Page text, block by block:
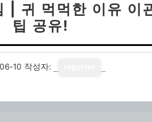
| 귀 먹먹한 이유 이
팁 공유!
10 작성자: